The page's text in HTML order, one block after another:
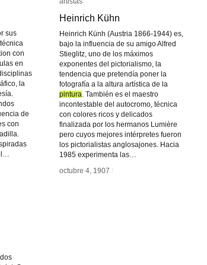
sus
con
en
la
de
con
Heinrich Kühn
Heinrich Künh (Austria 1866-1944) es,
bajo la influencia de su amigo Alfred
Stieglitz, uno de los máximos
exponentes del pictorialismo, la
tendencia que pretendía poner la
fotografía a la altura artística de la
pintura . También es el maestro
incontestable del autocromo, técnica
con colores ricos y delicados
finalizada por los hermanos Lumière
pero cuyos mejores intérpretes fueron
los pictorialistas anglosajones. Hacia
1985 experimenta las…
octubre 4, 1907 /
Heinrich Kühn
pintura
octubre 4, 1907 /